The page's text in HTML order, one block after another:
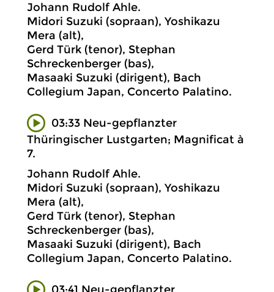
Johann Rudolf Ahle.
Midori Suzuki (sopraan), Yoshikazu
Mera (alt),
Gerd Türk (tenor), Stephan
Schreckenberger (bas),
Masaaki Suzuki (dirigent), Bach
Collegium Japan, Concerto Palatino.
03:33 Neu-gepflanzter
Thüringischer Lustgarten; Magnificat à
7.
Johann Rudolf Ahle.
Midori Suzuki (sopraan), Yoshikazu
Mera (alt),
Gerd Türk (tenor), Stephan
Schreckenberger (bas),
Masaaki Suzuki (dirigent), Bach
Collegium Japan, Concerto Palatino.
03:41 Neu-gepflanzter